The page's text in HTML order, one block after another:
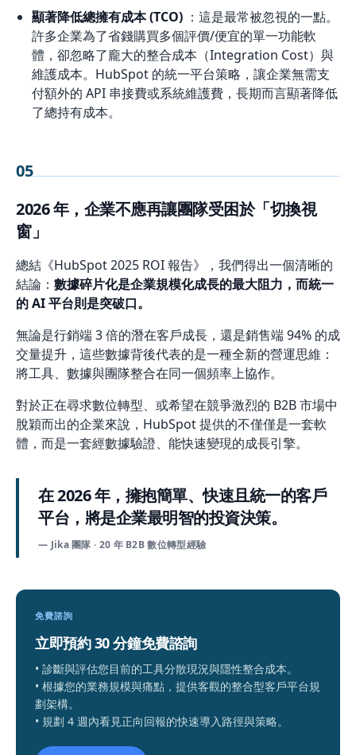
顯著降低總擁有成本 (TCO) ：這是最常被忽視的一點。
許多企業為了省錢購買多個評價/便宜的單一功能軟
體，卻忽略了龐大的整合成本（Integration Cost）與
維護成本。HubSpot 的統一平台策略，讓企業無需支
付額外的 API 串接費或系統維護費，長期而言顯著降低
了總持有成本。
05
2026 年，企業不應再讓團隊受困於「切換視
窗」
總結《HubSpot 2025 ROI 報告》，我們得出一個清晰的
結論： 數據碎片化是企業規模化成長的最大阻力，而統一
的 AI 平台則是突破口。
無論是行銷端 3 倍的潛在客戶成長，還是銷售端 94% 的成
交量提升，這些數據背後代表的是一種全新的營運思維：
將工具、數據與團隊整合在同一個頻率上協作。
對於正在尋求數位轉型、或希望在競爭激烈的 B2B 市場中
脫穎而出的企業來說，HubSpot 提供的不僅僅是一套軟
體，而是一套經數據驗證、能快速變現的成長引擎。
在 2026 年，擁抱簡單、快速且統一的客戶
平台，將是企業最明智的投資決策。
— Jika 團隊 · 20 年 B2B 數位轉型經驗
免費諮詢
立即預約 30 分鐘免費諮詢
• 診斷與評估您目前的工具分散現況與隱性整合成本。
• 根據您的業務規模與痛點，提供客觀的整合型客戶平台規
劃架構。
• 規劃 4 週內看見正向回報的快速導入路徑與策略。